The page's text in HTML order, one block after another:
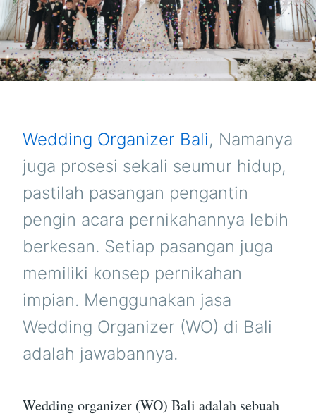
Wedding Organizer Bali, Namanya
juga prosesi sekali seumur hidup,
pastilah pasangan pengantin
pengin acara pernikahannya lebih
berkesan. Setiap pasangan juga
memiliki konsep pernikahan
impian. Menggunakan jasa
Wedding Organizer (WO) di Bali
adalah jawabannya.
Wedding organizer (WO) Bali adalah sebuah